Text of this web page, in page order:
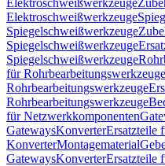
Elektroschweißwerkzeuge
Elektroschweißwerkzeuge
Spiegelschweißwerkzeuge
Spiegelschweißwerkzeuge
Spiegelschweißwerkzeuge
für Rohrbearbeitungswerkzeuge
Rohrbearbeitungswerkzeuge
Rohrbearbeitungswerkzeuge
für Netzwerkkomponenten
GatewaysKonverterErsatzteile
KonverterMontagematerial
GatewaysKonverterErsatzteile